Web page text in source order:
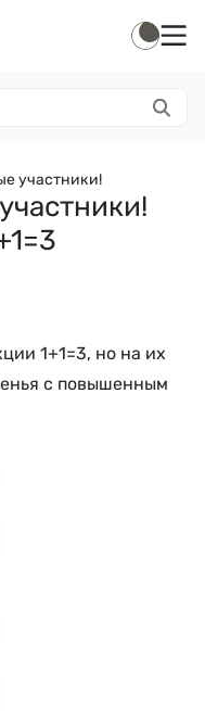
участники!
1+1=3, но на их
с повышенным